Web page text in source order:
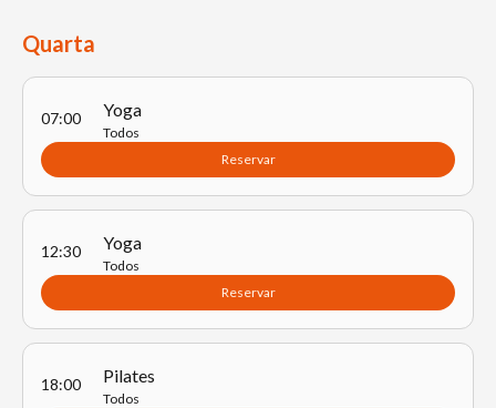
Quarta
07:00 Yoga
Todos
Reservar
12:30 Yoga
Todos
Reservar
18:00 Pilates
Todos